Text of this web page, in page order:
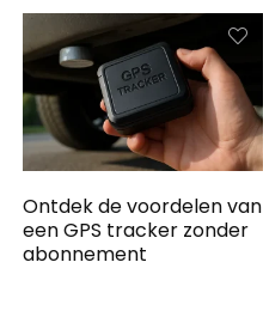
Ontdek de voordelen van
een GPS tracker zonder
abonnement